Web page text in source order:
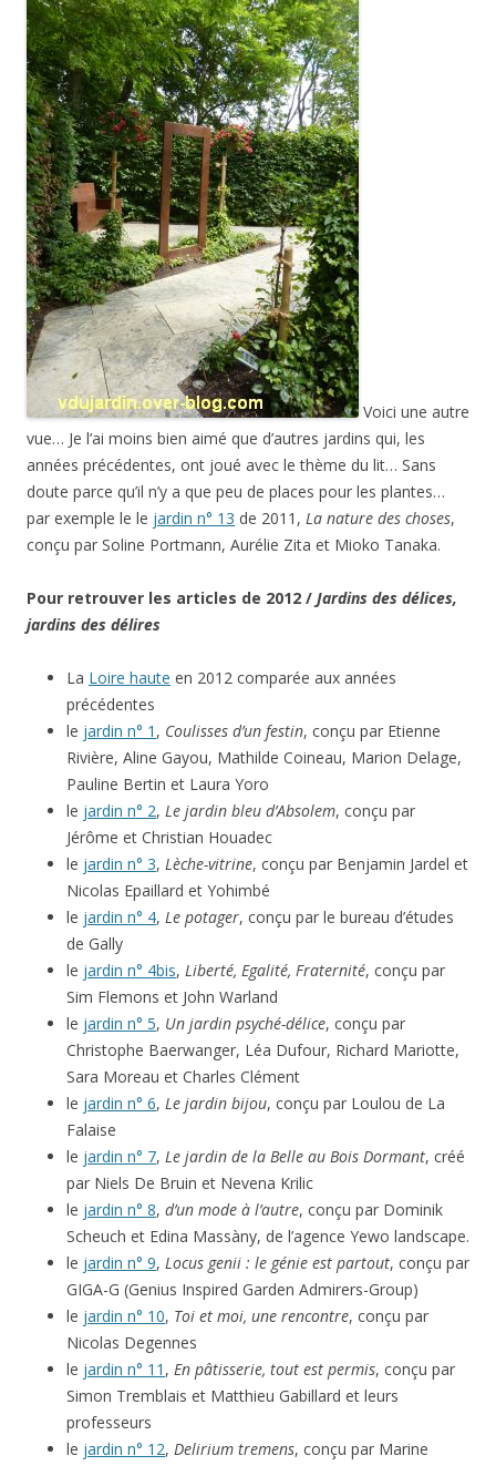
Voici une autre
vue… Je l’ai moins bien aimé que d’autres jardins qui, les
années précédentes, ont joué avec le thème du lit… Sans
doute parce qu’il n’y a que peu de places pour les plantes…
par exemple le le jardin n° 13 de 2011, La nature des choses,
conçu par Soline Portmann, Aurélie Zita et Mioko Tanaka.
Pour retrouver les articles de 2012 / Jardins des délices,
jardins des délires
La Loire haute en 2012 comparée aux années
précédentes
le jardin n° 1 , Coulisses d’un festin, conçu par Etienne
Rivière, Aline Gayou, Mathilde Coineau, Marion Delage,
Pauline Bertin et Laura Yoro
le jardin n° 2, Le jardin bleu d’Absolem, conçu par
Jérôme et Christian Houadec
le jardin n° 3, Lèche-vitrine, conçu par Benjamin Jardel et
Nicolas Epaillard et Yohimbé
le jardin n° 4, Le potager, conçu par le bureau d’études
de Gally
le jardin n° 4bis, Liberté, Egalité, Fraternité, conçu par
Sim Flemons et John Warland
le jardin n° 5, Un jardin psyché-délice, conçu par
Christophe Baerwanger, Léa Dufour, Richard Mariotte,
Sara Moreau et Charles Clément
le jardin n° 6, Le jardin bijou, conçu par Loulou de La
Falaise
le jardin n° 7, Le jardin de la Belle au Bois Dormant, créé
par Niels De Bruin et Nevena Krilic
le jardin n° 8, d’un mode à l’autre, conçu par Dominik
Scheuch et Edina Massàny, de l’agence Yewo landscape.
le jardin n° 9, Locus genii : le génie est partout, conçu par
GIGA-G (Genius Inspired Garden Admirers-Group)
le jardin n° 10, Toi et moi, une rencontre, conçu par
Nicolas Degennes
le jardin n° 11 , En pâtisserie, tout est permis, conçu par
Simon Tremblais et Matthieu Gabillard et leurs
professeurs
le jardin n° 12, Delirium tremens, conçu par Marine